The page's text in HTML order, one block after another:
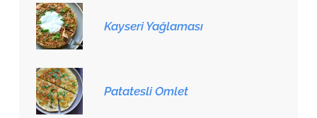
Kayseri Yağlaması
Patatesli Omlet